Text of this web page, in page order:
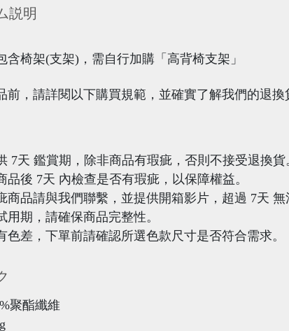
説明
含椅架(支架)，需自行加購「高背椅支架」
前，請詳閱以下購買規範，並確實了解我們的退
7天 鑑賞期，除非商品有瑕疵，否則不接受退換貨
品後 7天 內檢查是否有瑕疵，以保障權益。
商品請與我們聯繫，並提供開箱影片，超過 7天 無
用期，請確保商品完整性。
色差，下單前請確認所選色款尺寸是否符合需求。
聚酯纖維